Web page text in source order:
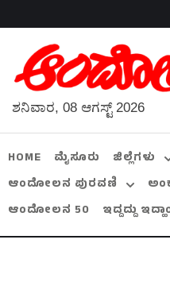
ಶನಿವಾರ, 08 ಆಗಸ್ಟ್ 2026
HOME ಮೈಸೂರು ಜಿಲ್ಲೆಗಳು
ಆಂದೋಲನ ಪುರವಣಿ
ಆಂದೋಲನ 50
ಇದ್ದದ್ದು